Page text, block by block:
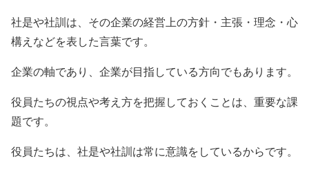
社是や社訓は、その企業の経営上の方針・主張・理念・心
構えなどを表した言葉です。
企業の軸であり、企業が目指している方向でもあります。
役員たちの視点や考え方を把握しておくことは、重要な課
題です。
役員たちは、社是や社訓は常に意識をしているからです。